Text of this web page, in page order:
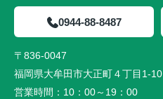
0944-88-8487
〒836-0047
福岡県大牟田市大正町４丁目1-10
営業時間： 10：00～19：00